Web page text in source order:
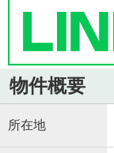
物件概要
所在地